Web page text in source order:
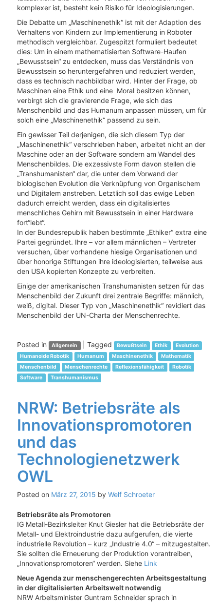
komplexer ist, besteht kein Risiko für Ideologisierungen.
Die Debatte um „Maschinenethik“ ist mit der Adaption des
Verhaltens von Kindern zur Implementierung in Roboter
methodisch vergleichbar. Zugespitzt formuliert bedeutet
dies: Um in einem mathematisierten Software-Haufen
„Bewusstsein“ zu entdecken, muss das Verständnis von
Bewusstsein so heruntergefahren und reduziert werden,
dass es technisch nachbildbar wird. Hinter der Frage, ob
Maschinen eine Ethik und eine Moral besitzen können,
verbirgt sich die gravierende Frage, wie sich das
Menschenbild und das Humanum anpassen müssen, um für
solch eine „Maschinenethik“ passend zu sein.
Ein gewisser Teil derjenigen, die sich diesem Typ der
„Maschinenethik“ verschrieben haben, arbeitet nicht an der
Maschine oder an der Software sondern am Wandel des
Menschenbildes. Die exzessivste Form davon stellen die
„Transhumanisten“ dar, die unter dem Vorwand der
biologischen Evolution die Verknüpfung von Organischem
und Digitalem anstreben. Letztlich soll das ewige Leben
dadurch erreicht werden, dass ein digitalisiertes
menschliches Gehirn mit Bewusstsein in einer Hardware
fort“lebt“.
In der Bundesrepublik haben bestimmte „Ethiker“ extra eine
Partei gegründet. Ihre – vor allem männlichen – Vertreter
versuchen, über vorhandene hiesige Organisationen und
über honorige Stiftungen ihre ideologisierten, teilweise aus
den USA kopierten Konzepte zu verbreiten.
Einige der amerikanischen Transhumanisten setzen für das
Menschenbild der Zukunft drei zentrale Begriffe: männlich,
weiß, digital. Dieser Typ von „Maschinenethik“ revidiert das
Menschenbild der UN-Charta der Menschenrechte.
Posted in Allgemein Tagged Bewußtsein Ethik
Evolution
Humanoide Robotik
Humanum Maschinenethik
Mathematik
Menschenbild
Menschenrechte Reflexionsfähigkeit
Robotik
Software
Transhumanismus
NRW: Betriebsräte als
Innovationspromotoren
und das
Technologienetzwerk
OWL
Posted on März 27, 2015 by Welf Schroeter
Betriebsräte als Promotoren
IG Metall-Bezirksleiter Knut Giesler hat die Betriebsräte der
Metall- und Elektroindustrie dazu aufgerufen, die vierte
industrielle Revolution – kurz „Industrie 4.0“ – mitzugestalten.
Sie sollten die Erneuerung der Produktion vorantreiben,
„Innovationspromotoren“ werden. Siehe Link
Neue Agenda zur menschengerechten Arbeitsgestaltung
in der digitalisierten Arbeitswelt notwendig
NRW Arbeitsminister Guntram Schneider sprach in